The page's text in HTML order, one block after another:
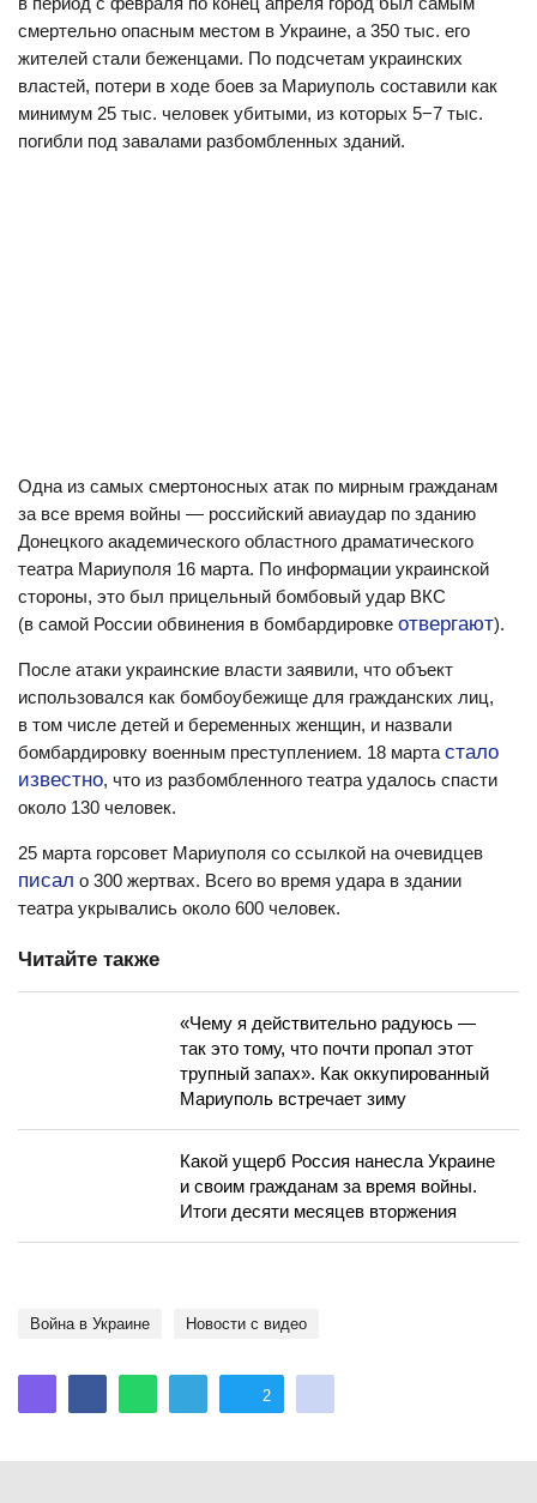
смертельно опасным местом в Украине, а 350 тыс. его
жителей стали беженцами. По подсчетам украинских
властей, потери в ходе боев за Мариуполь составили как
минимум 25 тыс. человек убитыми, из которых 5−7 тыс.
погибли под завалами разбомбленных зданий.
Одна из самых смертоносных атак по мирным гражданам
за все время войны — российский авиаудар по зданию
Донецкого академического областного драматического
театра Мариуполя 16 марта. По информации украинской
стороны, это был прицельный бомбовый удар ВКС
(в самой России обвинения в бомбардировке отвергают).
После атаки украинские власти заявили, что объект
использовался как бомбоубежище для гражданских лиц,
в том числе детей и беременных женщин, и назвали
бомбардировку военным преступлением. 18 марта стало
известно, что из разбомбленного театра удалось спасти
около 130 человек.
25 марта горсовет Мариуполя со ссылкой на очевидцев
писал о 300 жертвах. Всего во время удара в здании
театра укрывались около 600 человек.
Читайте также
«Чему я действительно радуюсь —
так это тому, что почти пропал этот
трупный запах». Как оккупированный
Мариуполь встречает зиму
Какой ущерб Россия нанесла Украине
и своим гражданам за время войны.
Итоги десяти месяцев вторжения
Война в Украине Новости с видео
2